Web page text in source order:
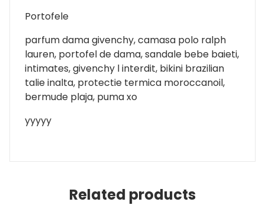
Portofele
parfum dama givenchy, camasa polo ralph
lauren, portofel de dama, sandale bebe baieti,
intimates, givenchy l interdit, bikini brazilian
talie inalta, protectie termica moroccanoil,
bermude plaja, puma xo
yyyyy
Related products